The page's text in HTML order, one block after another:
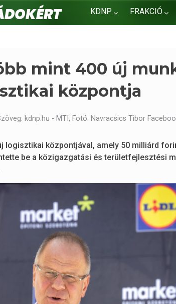
KDNP FRAKCIÓ
mint 400 új
központja
kdnp.hu - MTI, Fotó: Navracsics Tibor
logisztikai központjával, amely 50 milliárd
be a közigazgatási és területfejlesztési